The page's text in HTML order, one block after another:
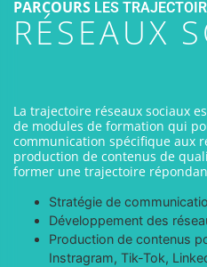
PARCOURS LES
RÉSEAUX
La trajectoire réseaux sociaux
de modules de formation qui
communication spécifique aux
production de contenus de
former une trajectoire
Stratégie de
Développement des
Production de contenus
Instragram, Tik-Tok,